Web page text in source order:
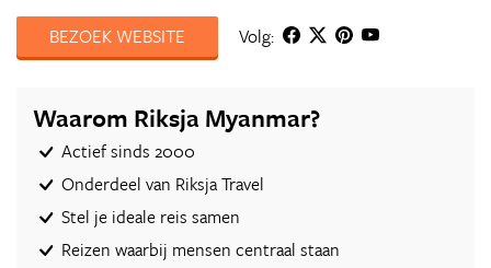
BEZOEK WEBSITE
Volg:
Waarom Riksja Myanmar?
Actief sinds 2000
Onderdeel van Riksja Travel
Stel je ideale reis samen
Reizen waarbij mensen centraal staan